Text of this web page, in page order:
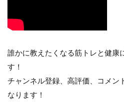
誰かに教えたくなる筋トレと健康
す！
チャンネル登録、高評価、コメン
なります！